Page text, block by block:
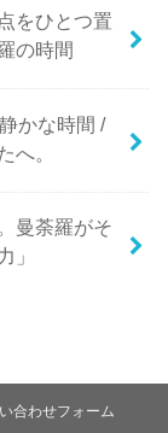
をひとつ置
の時間
かな時間 /
へ。
曼荼羅がそ
」
合わせフォーム